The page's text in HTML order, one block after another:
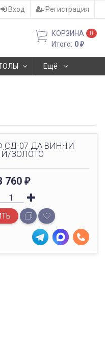
Вход Регистрация
КОРЗИНА 0
Итого: 0₽
Ещё
СД-07 ДА ВИНЧИ
ЗОЛОТО
760₽